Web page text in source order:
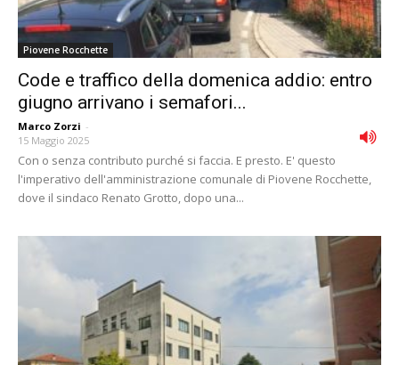
Piovene Rocchette
Code e traffico della domenica addio: entro
giugno arrivano i semafori...
Marco Zorzi -
15 Maggio 2025
Con o senza contributo purché si faccia. E presto. E' questo
l'imperativo dell'amministrazione comunale di Piovene Rocchette,
dove il sindaco Renato Grotto, dopo una...